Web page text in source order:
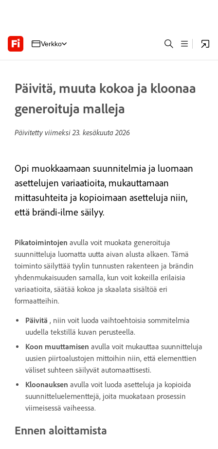
Verkko
Päivitä, muuta kokoa ja kloonaa
generoituja malleja
Päivitetty viimeksi23. kesäkuuta 2026
Opi muokkaamaan suunnitelmia ja luomaan
asettelujen variaatioita, mukauttamaan
mittasuhteita ja kopioimaan asetteluja niin,
että brändi-ilme säilyy.
Pikatoimintojen avulla voit muokata generoituja
suunnitteluja luomatta uutta aivan alusta alkaen. Tämä
toiminto säilyttää tyylin tunnusten rakenteen ja brändin
yhdenmukaisuuden samalla, kun voit kokeilla erilaisia
variaatioita, säätää kokoa ja skaalata sisältöä eri
formaatteihin.
Päivitä , niin voit luoda vaihtoehtoisia sommitelmia
uudella tekstillä kuvan perusteella.
Koon muuttamisen avulla voit mukauttaa suunnitteluja
uusien piirtoalustojen mittoihin niin, että elementtien
väliset suhteen säilyvät automaattisesti.
Kloonauksen avulla voit luoda asetteluja ja kopioida
suunnitteluelementtejä, joita muokataan prosessin
viimeisessä vaiheessa.
Ennen aloittamista